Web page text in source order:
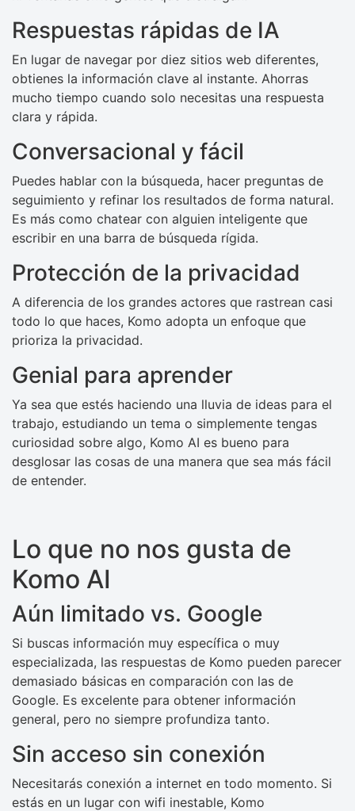
Respuestas rápidas de IA
En lugar de navegar por diez sitios web diferentes,
obtienes la información clave al instante. Ahorras
mucho tiempo cuando solo necesitas una respuesta
clara y rápida.
Conversacional y fácil
Puedes hablar con la búsqueda, hacer preguntas de
seguimiento y refinar los resultados de forma natural.
Es más como chatear con alguien inteligente que
escribir en una barra de búsqueda rígida.
Protección de la privacidad
A diferencia de los grandes actores que rastrean casi
todo lo que haces, Komo adopta un enfoque que
prioriza la privacidad.
Genial para aprender
Ya sea que estés haciendo una lluvia de ideas para el
trabajo, estudiando un tema o simplemente tengas
curiosidad sobre algo, Komo AI es bueno para
desglosar las cosas de una manera que sea más fácil
de entender.
Lo que no nos gusta de
Komo AI
Aún limitado vs. Google
Si buscas información muy específica o muy
especializada, las respuestas de Komo pueden parecer
demasiado básicas en comparación con las de
Google. Es excelente para obtener información
general, pero no siempre profundiza tanto.
Sin acceso sin conexión
Necesitarás conexión a internet en todo momento. Si
estás en un lugar con wifi inestable, Komo